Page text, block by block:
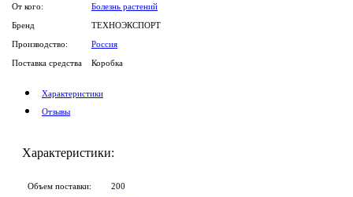
От кого:
Болезнь растений
Бренд
ТЕХНОЭКСПОРТ
Производство:
Россия
Поставка средства
Коробка
Характеристики
Отзывы
Характеристики:
Объем поставки:
200